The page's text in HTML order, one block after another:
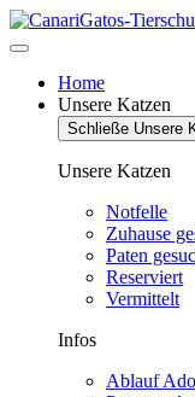
Zum
Inhalt
Home
Unsere Katzen
Schließe Unsere
Unsere Katzen
Notfelle
Zuhause
Paten
Reserviert
Vermittelt
Infos
Ablauf